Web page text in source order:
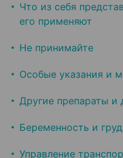
Что из себя
его применяют
Не принимайте
Особые указания и
Другие препараты и
Беременность и
Управление